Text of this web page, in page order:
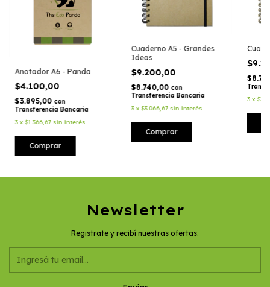
Anotador A6 - Panda
$4.100,00
$3.895,00 con
Transferencia Bancaria
3 x$1.366,67 sin interés
Cuaderno A5 - Grandes
Ideas
$9.200,00
$8.740,00 con
Transferencia Bancaria
3 x$3.066,67 sin interés
Comprar
3 x
Newsletter
Registrate y recibí nuestras ofertas.